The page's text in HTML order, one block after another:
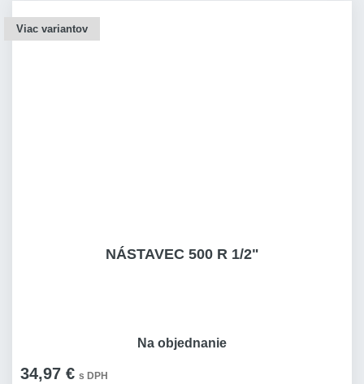
Viac variantov
NÁSTAVEC 500 R 1/2"
34,97 € s DPH
Na objednanie